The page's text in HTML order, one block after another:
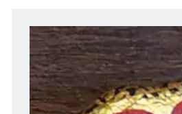
Karten
Freizeit
Wissenswertes